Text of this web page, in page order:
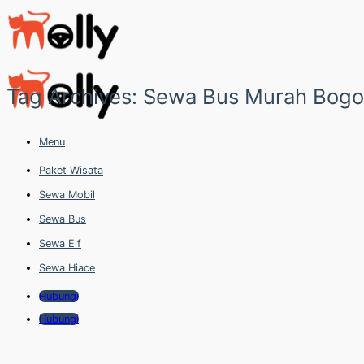
Skip
to
content
Menu
Paket Wisata
Sewa Mobil
Sewa Bus
Sewa Elf
Sewa Hiace
Hubungi
Hubungi
Tag Archives: Sewa Bus Murah